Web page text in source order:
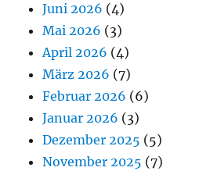
Juni 2026 (4)
Mai 2026 (3)
April 2026 (4)
März 2026 (7)
Februar 2026 (6)
Januar 2026 (3)
Dezember 2025 (5)
November 2025 (7)